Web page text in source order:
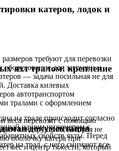
катеров, лодок и
требуют для перевозки
для загрузки и
— задача посильная не для
Доставка килевых
автотранспортом
тралами с оформлением
веса перевозят с помощью
конструкцию, которая не
оболочку катера при
вес и центр тяжести, который
яхт тралом: крепление
на трале происходит согласно
нашим инженером с
свойств яхты. Перед
на трал, с него снимают все
документация